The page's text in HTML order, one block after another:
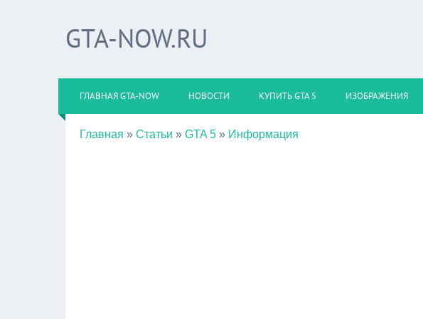
GTA-NOW.RU
ГЛАВНАЯ GTA-NOW НОВОСТИ КУПИТЬ GTA 5 ИЗОБРАЖЕНИЯ
Главная » Статьи » GTA 5 » Информация